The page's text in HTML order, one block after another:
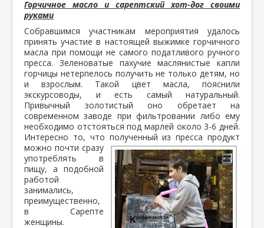
Горчичное масло и сарептский хот-дог своими
руками
Собравшимся участникам мероприятия удалось
принять участие в настоящей выжимке горчичного
масла при помощи не самого податливого ручного
пресса. Зеленоватые пахучие маслянистые капли
горчицы нетерпелось получить не только детям, но
и взрослым. Такой цвет масла, пояснили
экскурсоводы, и есть самый натуральный.
Привычный золотистый оно обретает на
современном заводе при фильтровании либо ему
необходимо отстояться под марлей около 3-6 дней.
Интересно то, что полученный из пресса продукт
можно почти сразу
употреблять в
пищу, а подобной
работой
занимались,
преимущественно,
в Сарепте
женщины.